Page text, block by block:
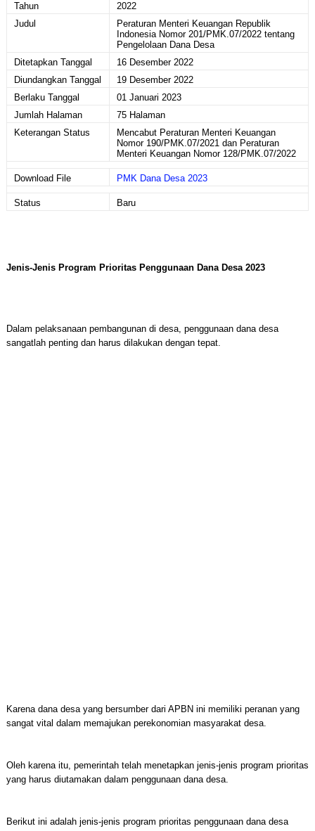
Tahun
2022
Judul
Peraturan Menteri Keuangan Republik
Indonesia Nomor 201/PMK.07/2022 tentang
Pengelolaan Dana Desa
Ditetapkan Tanggal
16 Desember 2022
Diundangkan Tanggal
19 Desember 2022
Berlaku Tanggal
01 Januari 2023
Jumlah Halaman
75 Halaman
Keterangan Status
Mencabut Peraturan Menteri Keuangan
Nomor 190/PMK.07/2021 dan Peraturan
Menteri Keuangan Nomor 128/PMK.07/2022
Download File PMK Dana Desa 2023
Status Baru
Jenis-Jenis Program Prioritas Penggunaan Dana Desa 2023
Dalam pelaksanaan pembangunan di desa, penggunaan dana desa
sangatlah penting dan harus dilakukan dengan tepat.
Karena dana desa yang bersumber dari APBN ini memiliki peranan yang
sangat vital dalam memajukan perekonomian masyarakat desa.
Oleh karena itu, pemerintah telah menetapkan jenis-jenis program prioritas
yang harus diutamakan dalam penggunaan dana desa.
Berikut ini adalah jenis-jenis program prioritas penggunaan dana desa